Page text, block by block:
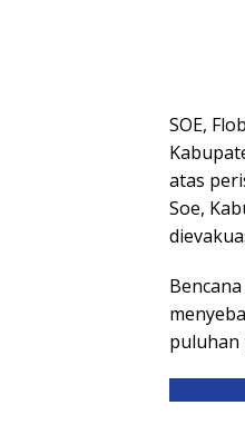
SOE,
atas
Soe,
puluhan